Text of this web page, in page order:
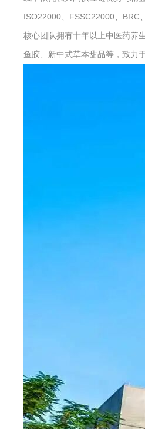
ISO22000、FSSC22000、BRC
核心团队拥有十年以上中医药养
鱼胶、新中式草本甜品等，致力